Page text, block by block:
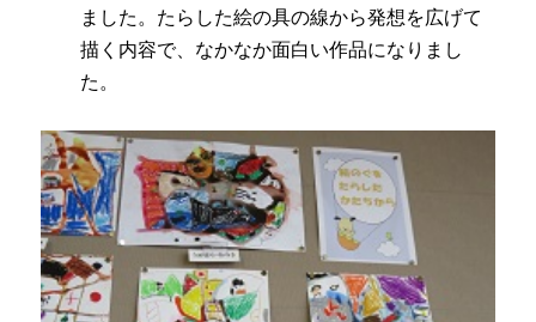
ました。たらした絵の具の線から発想を広げて
描く内容で、なかなか面白い作品になりまし
た。